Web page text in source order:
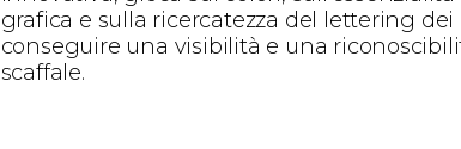
grafica e sulla ricercatezza del lettering
conseguire una visibilità e una
scaffale.